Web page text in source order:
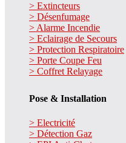
> Extincteurs
> Désenfumage
> Alarme Incendie
> Eclairage de Secours
> Protection Respiratoire
> Porte Coupe Feu
> Coffret Relayage
Pose & Installation
> Electricité
> Détection Gaz